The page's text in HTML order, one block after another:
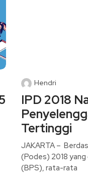
Hendri
IPD 2018
Tertinggi
JAKARTA –
(Podes) 2018
(BPS), rata-rata